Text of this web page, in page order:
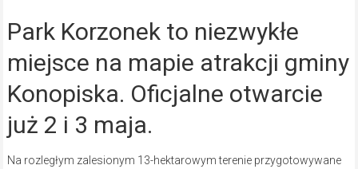
Park Korzonek to niezwykłe
miejsce na mapie atrakcji gminy
Konopiska. Oficjalne otwarcie
już 2 i 3 maja.
Na rozległym zalesionym 13-hektarowym terenie przygotowywane